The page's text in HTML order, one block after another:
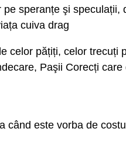
speranțe şi
cuiva drag
celor pățiți, celor trecuți
Paşii Corecți care
când este vorba de